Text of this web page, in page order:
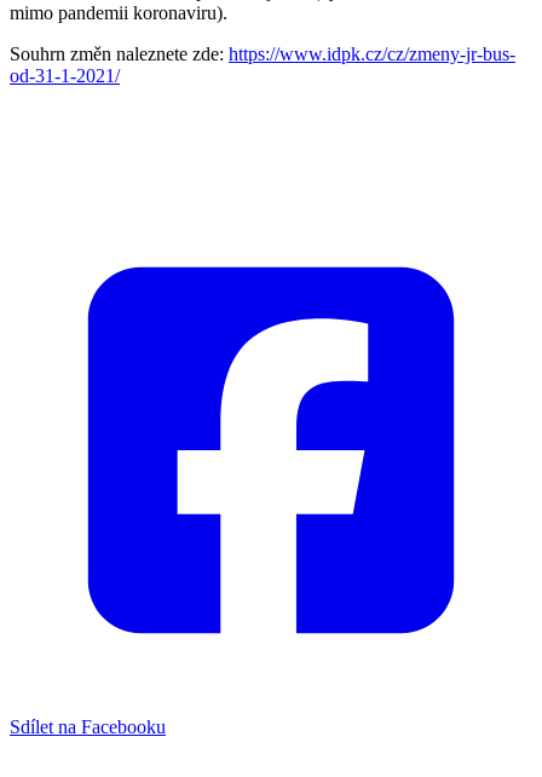
mimo pandemii koronaviru).
Souhrn změn naleznete zde: https://www.idpk.cz/cz/zmeny-jr-bus-
od-31-1-2021/
Sdílet na Facebooku